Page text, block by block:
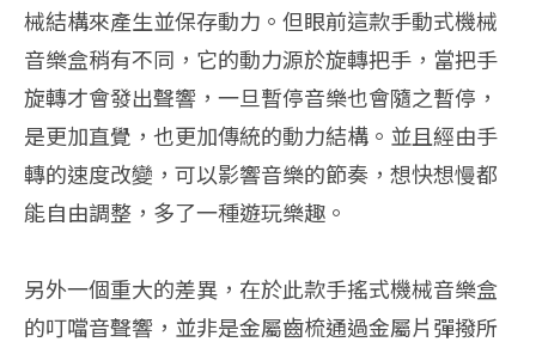
械結構來產生並保存動力。但眼前這款手動式機械
音樂盒稍有不同，它的動力源於旋轉把手，當把手
旋轉才會發出聲響，一旦暫停音樂也會隨之暫停，
是更加直覺，也更加傳統的動力結構。並且經由手
轉的速度改變，可以影響音樂的節奏，想快想慢都
能自由調整，多了一種遊玩樂趣。
另外一個重大的差異，在於此款手搖式機械音樂盒
的叮噹音聲響，並非是金屬齒梳通過金屬片彈撥所